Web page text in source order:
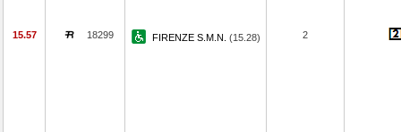
15.57 18299 FIRENZE S.M.N. (15.28) 2